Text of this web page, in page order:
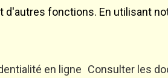
d'autres fonctions. En utilisant
en ligne Consulter les